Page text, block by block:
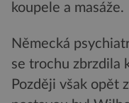
koupele a masáže.
Německá
se trochu zbrzdila
Později však opět